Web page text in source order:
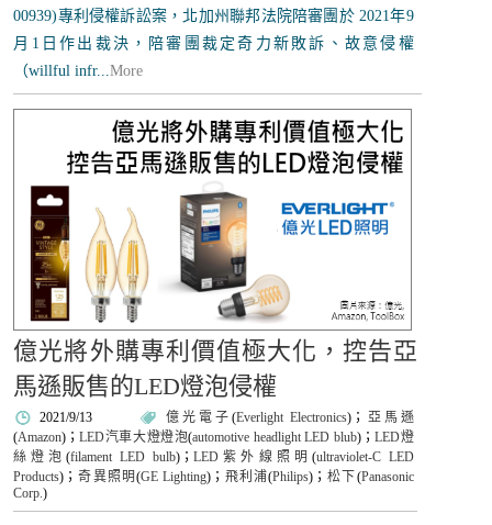
00939)專利侵權訴訟案，北加州聯邦法院陪審團於 2021年9
月1日作出裁決，陪審團裁定奇力新敗訴、故意侵權
（willful infr...More
億光將外購專利價值極大化，控告亞
馬遜販售的LED燈泡侵權
2021/9/13 億光電子 (Everlight Electronics)； 亞馬遜
(Amazon)；LED汽車大燈燈泡(automotive headlight LED blub)； LED燈
絲燈泡(filament LED bulb)；LED紫外線照明 (ultraviolet-C LED
Products)； 奇異照明(GE Lighting)； 飛利浦(Philips)； 松下 (Panasonic
Corp.)